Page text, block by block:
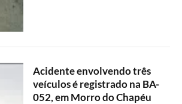
Acidente envolvendo três
veículos é registrado na BA-
052, em Morro do Chapéu